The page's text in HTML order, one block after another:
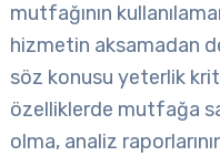
mutfağının
hizmetin aksamadan
söz konusu yeterlik
özelliklerde mutfağa
olma, analiz